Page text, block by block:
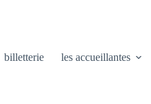
billetterie les accueillantes